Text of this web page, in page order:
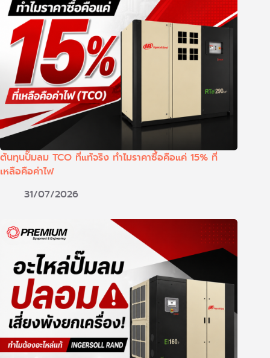
ต้นทุนปั๊มลม TCO ที่แท้จริง ทำไมราคาซื้อคือแค่ 15% ที่
เหลือคือค่าไฟ
31/07/2026